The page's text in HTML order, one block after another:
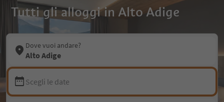
Tutti gli alloggi in Alto Adige
Dove vuoi andare?
Alto Adige
Scegli le date